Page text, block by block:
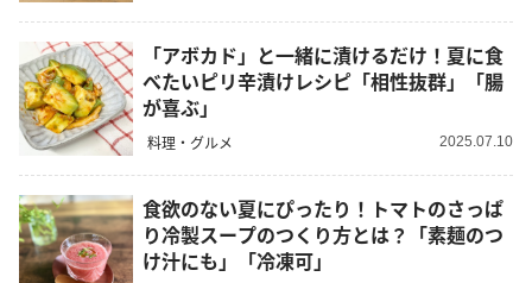
「アボカド」と一緒に漬けるだけ！夏に食
べたいピリ辛漬けレシピ「相性抜群」「腸
が喜ぶ」
料理・グルメ 2025.07.10
食欲のない夏にぴったり！トマトのさっぱ
り冷製スープのつくり方とは？「素麺のつ
け汁にも」「冷凍可」